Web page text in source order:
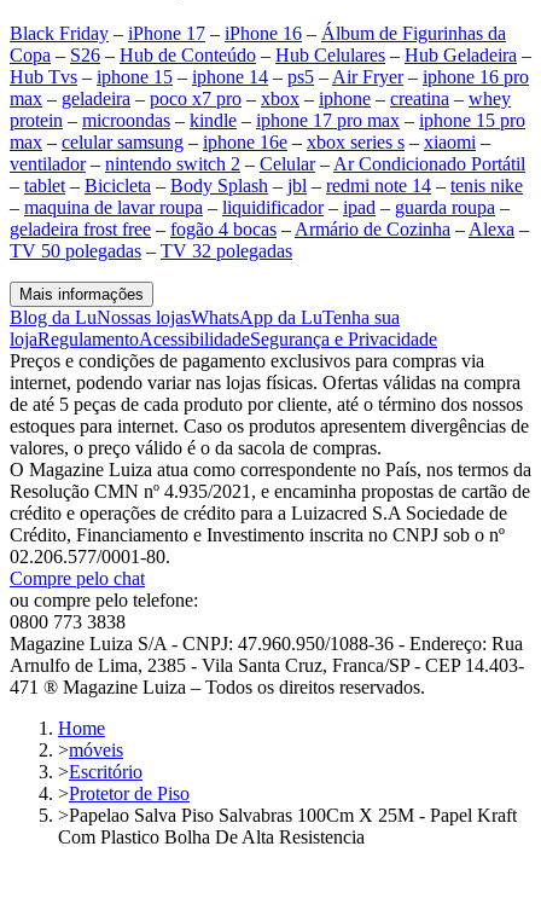
Black Friday – iPhone 17 – iPhone 16 – Álbum de Figurinhas da
Copa – S26 – Hub de Conteúdo – Hub Celulares – Hub Geladeira –
Hub Tvs – iphone 15 – iphone 14 – ps5 – Air Fryer– iphone 16 pro
max – geladeira – poco x7 pro – xbox – iphone – creatina – whey
protein – microondas – kindle – iphone 17 pro max – iphone 15 pro
max – celular samsung – iphone 16e – xbox series s – xiaomi –
ventilador– nintendo switch 2 – Celular– Ar Condicionado Portátil
– tablet – Bicicleta – Body Splash – jbl – redmi note 14 – tenis nike
– maquina de lavar roupa – liquidificador– ipad – guarda roupa –
geladeira frost free – fogão 4 bocas – Armário de Cozinha – Alexa –
TV 50 polegadas – TV 32 polegadas
Mais informações
Blog da LuNossas lojasWhatsApp da LuTenha sua
lojaRegulamentoAcessibilidadeSegurança e Privacidade
Preços e condições de pagamento exclusivos para compras via
internet, podendo variar nas lojas físicas. Ofertas válidas na compra
de até 5 peças de cada produto por cliente, até o término dos nossos
estoques para internet. Caso os produtos apresentem divergências de
valores, o preço válido é o da sacola de compras.
O Magazine Luiza atua como correspondente no País, nos termos da
Resolução CMN nº 4.935/2021, e encaminha propostas de cartão de
crédito e operações de crédito para a Luizacred S.A Sociedade de
Crédito, Financiamento e Investimento inscrita no CNPJ sob o nº
02.206.577/0001-80.
Compre pelo chat
ou compre pelo telefone:
0800 773 3838
Magazine Luiza S/A - CNPJ: 47.960.950/1088-36 - Endereço: Rua
Arnulfo de Lima, 2385 - Vila Santa Cruz, Franca/SP - CEP 14.403-
471 ® Magazine Luiza – Todos os direitos reservados.
Home
>móveis
>Escritório
>Protetor de Piso
>Papelao Salva Piso Salvabras 100Cm X 25M - Papel Kraft
Com Plastico Bolha De Alta Resistencia